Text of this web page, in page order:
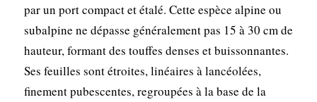
par un port compact et étalé. Cette espèce alpine ou
subalpine ne dépasse généralement pas 15 à 30 cm de
hauteur, formant des touffes denses et buissonnantes.
Ses feuilles sont étroites, linéaires à lancéolées,
finement pubescentes, regroupées à la base de la